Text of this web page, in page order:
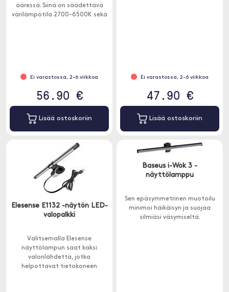
ääressä. Siinä on säädettävä
värilämpötila 2700-6500K sekä
Ei varastossa, 2-6 viikkoa
56.90 €
Lisää ostoskoriin
Ei varastossa, 2-6 viikkoa
47.90 €
Lisää ostoskoriin
Elesense E1132 -näytön LED-
valopalkki
Valitsemalla Elesense
näyttölampun saat kaksi
valonlähdettä, jotka
helpottavat tietokoneen
Baseus i-Wok 3 -
näyttölamppu
Sen epäsymmetrinen muotoilu
minimoi häikäisyn ja suojaa
silmiäsi väsymiseltä.